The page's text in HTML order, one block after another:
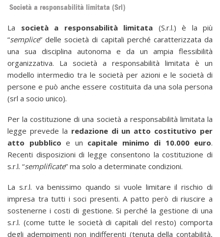
Società a responsabilità limitata (Srl)
La società a responsabilità limitata (S.r.l.) è la più
“semplice” delle società di capitali perché caratterizzata da
una sua disciplina autonoma e da un ampia flessibilità
organizzativa. La società a responsabilità limitata è un
modello intermedio tra le società per azioni e le società di
persone e può anche essere costituita da una sola persona
(srl a socio unico).
Per la costituzione di una società a responsabilità limitata la
legge prevede la redazione di un atto costitutivo per
atto pubblico e un capitale minimo di 10.000 euro.
Recenti disposizioni di legge consentono la costituzione di
s.r.l. “semplificate” ma solo a determinate condizioni.
La s.r.l. va benissimo quando si vuole limitare il rischio di
impresa tra tutti i soci presenti. A patto però di riuscire a
sostenerne i costi di gestione. Si perché la gestione di una
s.r.l. (come tutte le società di capitali del resto) comporta
degli adempimenti non indifferenti (tenuta della contabilità,